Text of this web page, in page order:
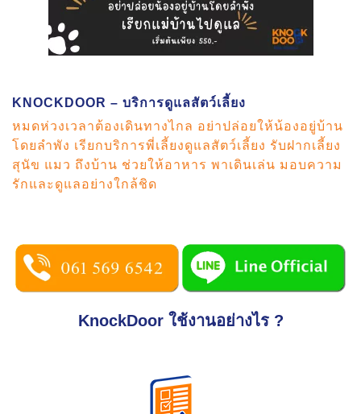
KNOCKDOOR – บริการดูแลสัตว์เลี้ยง
หมดห่วงเวลาต้องเดินทางไกล อย่าปล่อยให้น้องอยู่บ้าน
โดยลำพัง เรียกบริการพี่เลี้ยงดูแลสัตว์เลี้ยง รับฝากเลี้ยง
สุนัข แมว ถึงบ้าน ช่วยให้อาหาร พาเดินเล่น มอบความ
รักและดูแลอย่างใกล้ชิด
KnockDoor ใช้งานอย่างไร ?